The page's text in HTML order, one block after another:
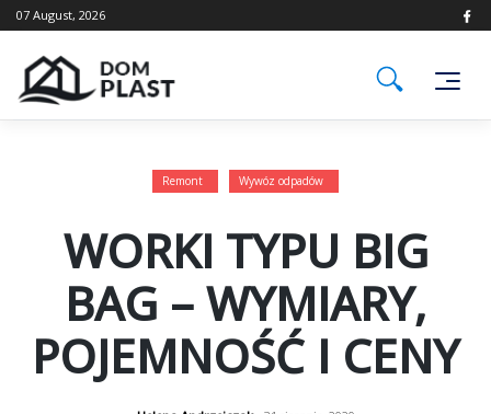
Skip
to
07 August, 2026
Remont Wywóz odpadów
WORKI TYPU BIG
BAG – WYMIARY,
POJEMNOŚĆ I CENY